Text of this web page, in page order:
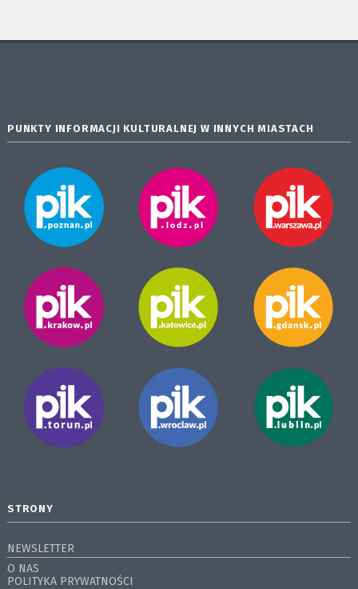
PUNKTY INFORMACJI KULTURALNEJ W INNYCH MIASTACH
STRONY
NEWSLETTER
O NAS
POLITYKA PRYWATNOŚCI